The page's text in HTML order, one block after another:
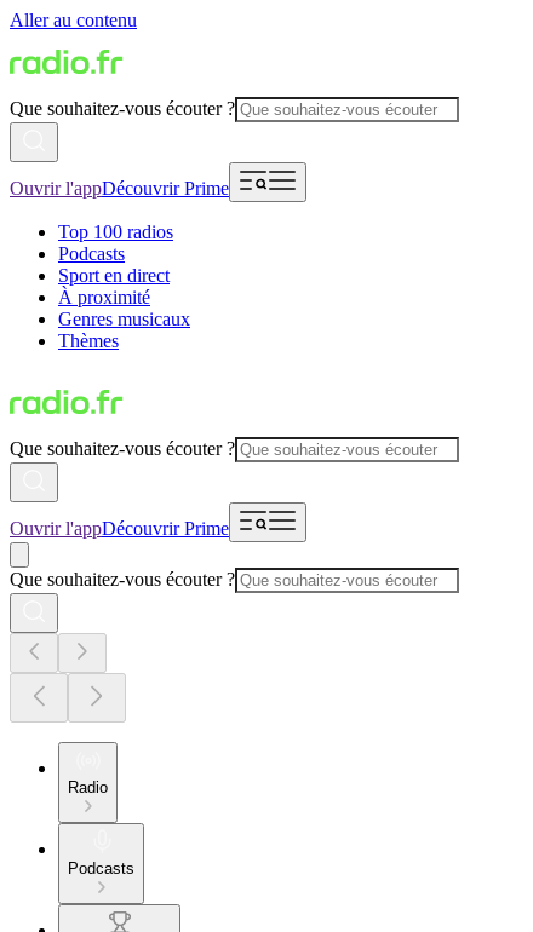
Aller au contenu
Que souhaitez-vous écouter ?
Ouvrir l'appDécouvrir Prime
Top 100 radios
Podcasts
Sport en direct
À proximité
Genres musicaux
Thèmes
Que souhaitez-vous écouter ?
Ouvrir l'appDécouvrir Prime
Que souhaitez-vous écouter ?
Radio
Podcasts